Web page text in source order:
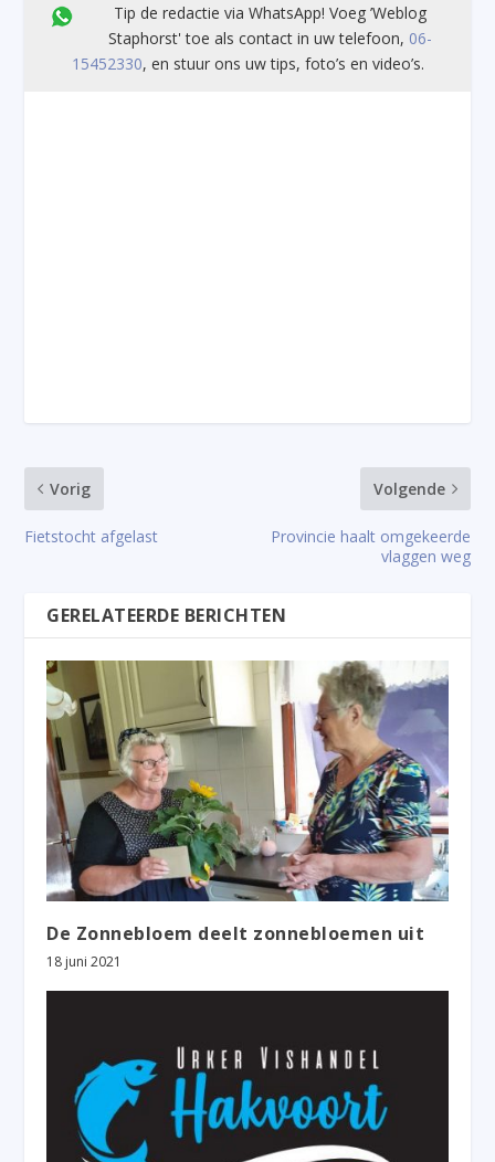
Tip de redactie via WhatsApp! Voeg ’Weblog
Staphorst' toe als contact in uw telefoon, 06-
15452330, en stuur ons uw tips, foto’s en video’s.
Vorig
Fietstocht afgelast
Volgende
Provincie haalt omgekeerde
vlaggen weg
GERELATEERDE BERICHTEN
De Zonnebloem deelt zonnebloemen uit
18 juni 2021